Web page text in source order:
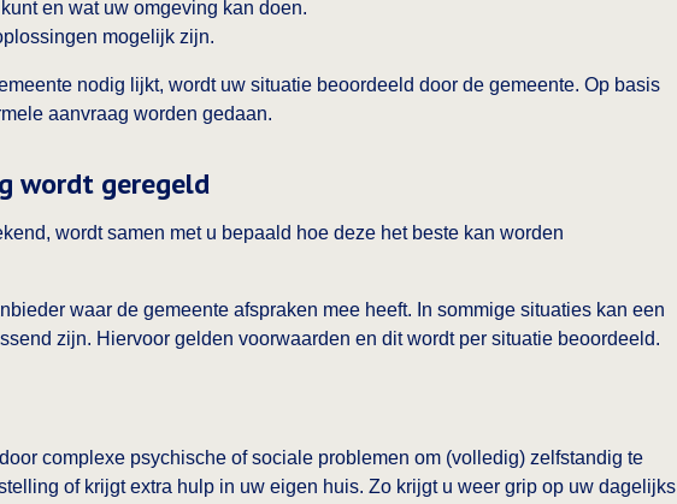
en wat uw omgeving kan doen.
mogelijk zijn.
nodig lijkt, wordt uw situatie beoordeeld door de gemeente. Op basis
aanvraag worden gedaan.
wordt geregeld
wordt samen met u bepaald hoe deze het beste kan worden
waar de gemeente afspraken mee heeft. In sommige situaties kan een
zijn. Hiervoor gelden voorwaarden en dit wordt per situatie beoordeeld.
complexe psychische of sociale problemen om (volledig) zelfstandig te
of krijgt extra hulp in uw eigen huis. Zo krijgt u weer grip op uw dagelijks